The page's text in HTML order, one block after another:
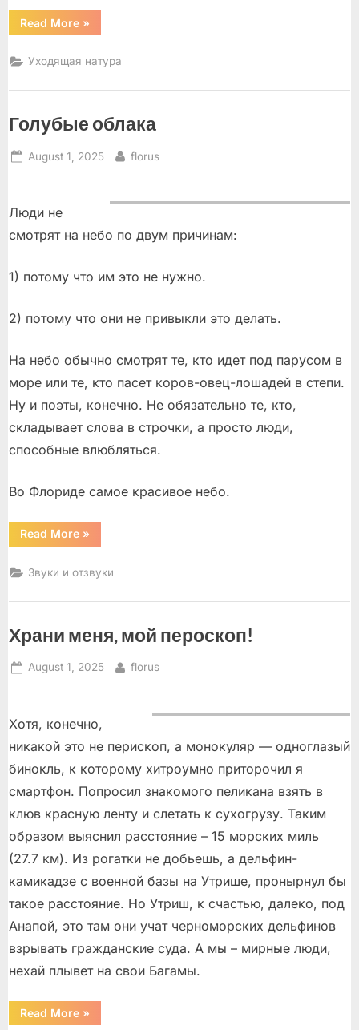
Read More“Летит
мой
»
Уходящая натура
Голубые облака
Posted
August 1, 2025 By
florus
Люди не
смотрят на небо по двум причинам:
1) потому что им это не нужно.
2) потому что они не привыкли это делать.
На небо обычно смотрят те, кто идет под парусом в
море или те, кто пасет коров-овец-лошадей в степи.
Ну и поэты, конечно. Не обязательно те, кто,
складывает слова в строчки, а просто люди,
способные влюбляться.
Во Флориде самое красивое небо.
Read More“Голубые
облака”
»
Звуки и отзвуки
Храни меня, мой пероскоп!
Posted
August 1, 2025 By
florus
Хотя, конечно,
никакой это не перископ, а монокуляр — одноглазый
бинокль, к которому хитроумно приторочил я
смартфон. Попросил знакомого пеликана взять в
клюв красную ленту и слетать к сухогрузу. Таким
образом выяснил расстояние – 15 морских миль
(27.7 км). Из рогатки не добьешь, а дельфин-
камикадзе с военной базы на Утрише, пронырнул бы
такое расстояние. Но Утриш, к счастью, далеко, под
Анапой, это там они учат черноморских дельфинов
взрывать гражданские суда. А мы – мирные люди,
нехай плывет на свои Багамы.
Read More“Храни
меня,
»